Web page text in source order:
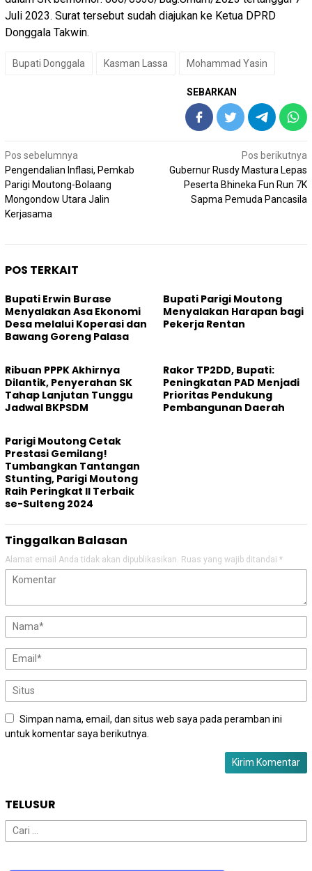
Juli 2023. Surat tersebut sudah diajukan ke Ketua DPRD
Donggala Takwin.
Bupati Donggala Kasman Lassa Mohammad Yasin
SEBARKAN
Navigasi
pos
Pos sebelumnya
Pengendalian Inflasi, Pemkab
Parigi Moutong-Bolaang
Mongondow Utara Jalin
Kerjasama
Pos berikutnya
Gubernur Rusdy Mastura Lepas
Peserta Bhineka Fun Run 7K
Sapma Pemuda Pancasila
POS TERKAIT
Bupati Erwin Burase
Menyalakan Asa Ekonomi
Desa melalui Koperasi dan
Bawang Goreng Palasa
Bupati Parigi Moutong
Menyalakan Harapan bagi
Pekerja Rentan
Ribuan PPPK Akhirnya
Dilantik, Penyerahan SK
Tahap Lanjutan Tunggu
Jadwal BKPSDM
Rakor TP2DD, Bupati:
Peningkatan PAD Menjadi
Prioritas Pendukung
Pembangunan Daerah
Parigi Moutong Cetak
Prestasi Gemilang!
Tumbangkan Tantangan
Stunting, Parigi Moutong
Raih Peringkat II Terbaik
se-Sulteng 2024
Tinggalkan Balasan
Alamat email Anda tidak akan dipublikasikan. Ruas yang wajib ditandai *
Simpan nama, email, dan situs web saya pada peramban ini
untuk komentar saya berikutnya.
TELUSUR
Cari
untuk: